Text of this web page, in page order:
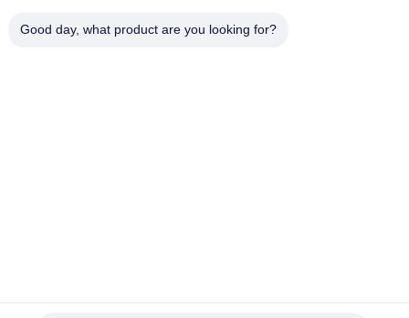
Co., Ltd.
Good day, what product are you looking for?